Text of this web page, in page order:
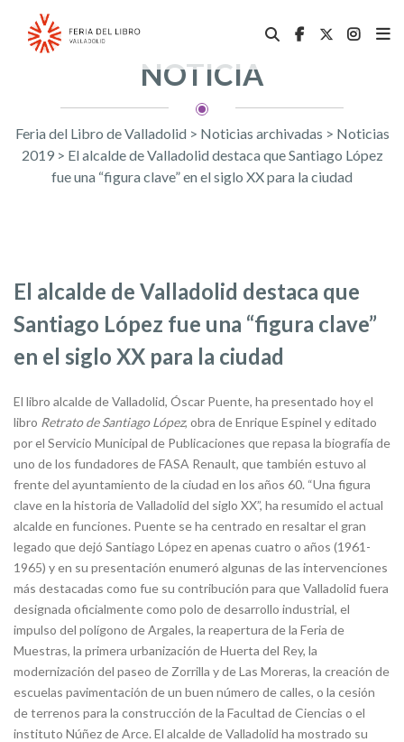
NOTICIA
Feria del Libro de Valladolid > Noticias archivadas > Noticias
2019> El alcalde de Valladolid destaca que Santiago López
fue una “figura clave” en el siglo XX para la ciudad
El alcalde de Valladolid destaca que
Santiago López fue una “figura clave”
en el siglo XX para la ciudad
El libro alcalde de Valladolid, Óscar Puente, ha presentado hoy el
libro Retrato de Santiago López, obra de Enrique Espinel y editado
por el Servicio Municipal de Publicaciones que repasa la biografía de
uno de los fundadores de FASA Renault, que también estuvo al
frente del ayuntamiento de la ciudad en los años 60. “Una figura
clave en la historia de Valladolid del siglo XX”, ha resumido el actual
alcalde en funciones. Puente se ha centrado en resaltar el gran
legado que dejó Santiago López en apenas cuatro o años (1961-
1965) y en su presentación enumeró algunas de las intervenciones
más destacadas como fue su contribución para que Valladolid fuera
designada oficialmente como polo de desarrollo industrial, el
impulso del polígono de Argales, la reapertura de la Feria de
Muestras, la primera urbanización de Huerta del Rey, la
modernización del paseo de Zorrilla y de Las Moreras, la creación de
escuelas pavimentación de un buen número de calles, o la cesión
de terrenos para la construcción de la Facultad de Ciencias o el
instituto Núñez de Arce. El alcalde de Valladolid ha mostrado su